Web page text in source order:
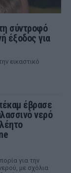
σύντροφό
έξοδος για
εικαστικό
έβρασε
νερό
για την
με σχόλια